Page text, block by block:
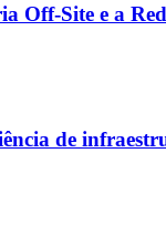
Off-Site e a
de